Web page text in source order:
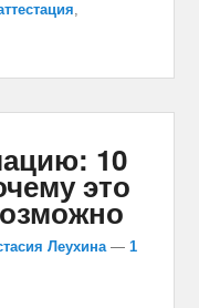
,
10
это
Леухина — 1